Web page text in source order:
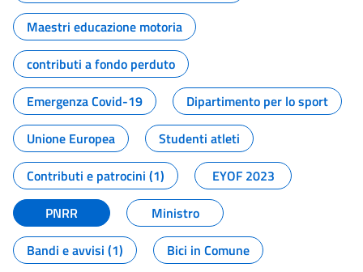
Maestri educazione motoria
contributi a fondo perduto
Emergenza Covid-19
Dipartimento per lo sport
Unione Europea
Studenti atleti
Contributi e patrocini (1)
EYOF 2023
PNRR
Ministro
Bandi e avvisi (1)
Bici in Comune